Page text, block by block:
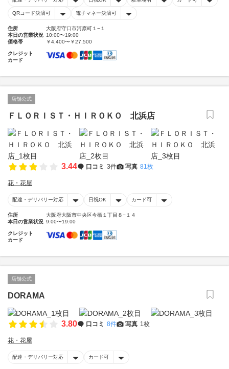
QRコード決済可 電子マネー決済可
住所
大阪府守口市河原町１−１
本日の営業状況 10:00〜19:00
価格帯
￥4,400〜￥27,500
クレジット
カード
店舗公式
ＦＬＯＲＩＳＴ・ＨＩＲＯＫＯ 北浜店
3.44 口コミ 3件 写真 81枚
花・花屋
配達・デリバリー対応 日祝OK カード可
住所
大阪府大阪市中央区今橋１丁目８−１４
本日の営業状況 9:00〜19:00
クレジット
カード
店舗公式
DORAMA
3.80 口コミ 8件 写真 1枚
花・花屋
配達・デリバリー対応 カード可